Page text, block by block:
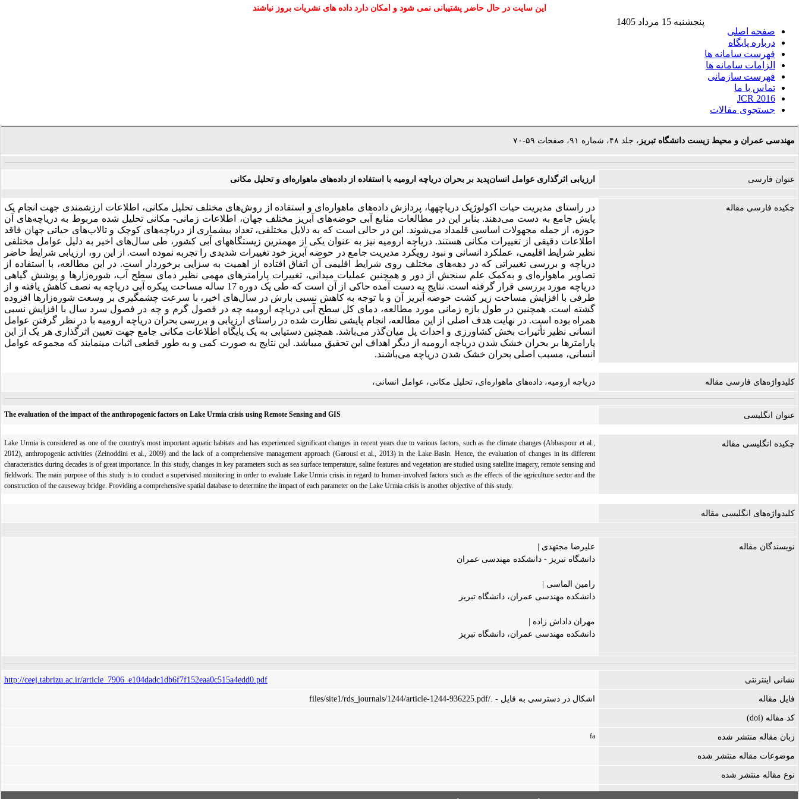
این سایت در حال حاضر پشتیبانی نمی شود و امکان دارد داده های نشریات بروز نباشند
صفحه اصلی
درباره پایگاه
فهرست سامانه ها
الزامات سامانه ها
فهرست سازمانی
تماس با ما
JCR 2016
جستجوی مقالات
پنجشنبه 15 مرداد 1405
مهندسی عمران و محیط زیست دانشگاه تبریز ، جلد ۴۸، شماره ۹۱، صفحات ۵۹-۷۰
عنوان فارسی ارزیابی اثرگذاری عوامل انسان‌پدید بر بحران دریاچه ارومیه با استفاده از داده‌های ماهواره‌ای و تحلیل مکانی
چکیده فارسی مقاله
در راستای مدیریت حیات اکولوژیک دریاچه­ها‌، پردازش داده‌های ماهواره‌ای و استفاده از روش‌های مختلف تحلیل مکانی، اطلاعات ارزشمندی جهت انجام یک
پایش جامع به دست می‌دهند. بنابر این در مطالعات منابع آبی حوضه‌های آبریز مختلف جهان، اطلاعات زمانی- مکانی تحلیل شده مربوط به دریاچه‌های آن
حوزه، از جمله مجهولات اساسی قلمداد می‌شوند. این در حالی است که به دلایل مختلفی، تعداد بیشماری از دریاچه‌های کوچک و تالاب‌های حیاتی جهان فاقد
اطلاعات دقیقی از تغییرات مکانی هستند. دریاچه ارومیه نیز به ‌عنوان یکی از مهم­ترین زیستگاه­های آبی کشور، طی سال‌های اخیر به دلیل عوامل مختلفی
نظیر شرایط اقلیمی، عملکرد انسانی و نبود رویکرد مدیریت جامع در حوضه آبریز خود تغییرات شدیدی را تجربه نموده است. از این رو، ارزیابی شرایط حاضر
دریاچه و بررسی تغییراتی که در دهه‌های مختلف روی شرایط اقلیمی آن اتفاق افتاده از اهمیت به سزایی برخوردار است. در این مطالعه، با استفاده از
تصاویر ماهواره‌ای و به‌کمک علم سنجش از دور و همچنین عملیات میدانی، تغییرات پارامترهای مهمی نظیر دمای سطح آب، شوره‌زارها و پوشش گیاهی
دریاچه مورد بررسی قرار گرفته است. نتایج به دست آمده حاکی از آن است که طی یک دوره 17 ساله مساحت پیکره‌ آبی دریاچه به نصف کاهش یافته و از
طرفی با افزایش مساحت زیر کشت حوضه آبریز آن و با توجه به کاهش نسبی بارش در سال‌های اخیر، با سرعت چشمگیری بر وسعت شوره‌زارها افزوده
گشته است. همچنین در طول بازه زمانی مورد مطالعه، دمای کل سطح آبی دریاچه ارومیه چه در فصول گرم و چه در فصول سرد سال با افزایش نسبی
همراه بوده است. در نهایت هدف اصلی از این مطالعه، انجام پایشی نظارت شده در راستای ارزیابی و بررسی بحران دریاچه ارومیه با در نظر گرفتن عوامل
انسانی نظیر تأثیرات بخش کشاورزی و احداث پل میان‌گذر می‌باشد. همچنین دستیابی به یک پایگاه اطلاعات مکانی جامع جهت تعیین اثرگذاری هر یک از این
پارامترها بر بحران خشک شدن دریاچه ارومیه از دیگر اهداف این تحقیق می­باشد. این نتایج به صورت کمی و به طور قطعی اثبات می­نمایند که مجموعه عوامل
انسانی، مسبب اصلی بحران خشک شدن دریاچه می‌باشند.
کلیدواژه‌های فارسی مقاله دریاچه ارومیه، داده‌های ماهواره‌ای، تحلیل مکانی، عوامل انسانی،
عنوان انگلیسی The evaluation of the impact of the anthropogenic factors on Lake Urmia crisis using Remote Sensing and GIS
چکیده انگلیسی مقاله
Lake Urmia is considered as one of the country's most important aquatic habitats and has experienced significant changes in recent years due to various factors, such as the climate changes (Abbaspour et al.,
2012), anthropogenic activities (Zeinoddini et al., 2009) and the lack of a comprehensive management approach (Garousi et al., 2013) in the Lake Basin. Hence, the evaluation of changes in its different
characteristics during decades is of great importance. In this study, changes in key parameters such as sea surface temperature, saline features and vegetation are studied using satellite imagery, remote sensing and
fieldwork. The main purpose of this study is to conduct a supervised monitoring in order to evaluate Lake Urmia crisis in regard to human-involved factors such as the effects of the agriculture sector and the
construction of the causeway bridge. Providing a comprehensive spatial database to determine the impact of each parameter on the Lake Urmia crisis is another objective of this study.
کلیدواژه‌های انگلیسی مقاله
نویسندگان مقاله
علیرضا مجتهدی |
دانشگاه تبریز - دانشکده مهندسی عمران
رامین الماسی |
دانشکده مهندسی عمران، دانشگاه تبریز
مهران داداش زاده |
دانشکده مهندسی عمران، دانشگاه تبریز
نشانی اینترنتی http://ceej.tabrizu.ac.ir/article_7906_e104dadc1db6f7f152eaa0c515a4edd0.pdf
فایل مقاله اشکال در دسترسی به فایل - ./files/site1/rds_journals/1244/article-1244-936225.pdf
کد مقاله (doi)
زبان مقاله منتشر شده fa
موضوعات مقاله منتشر شده
نوع مقاله منتشر شده